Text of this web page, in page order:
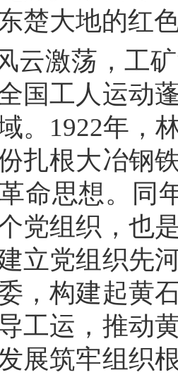
楚大地的红
云激荡，工
国工人运动
。1922年，
扎根大冶钢
命思想。同
党组织，也
立党组织先
，构建起黄
工运，推动
展筑牢组织